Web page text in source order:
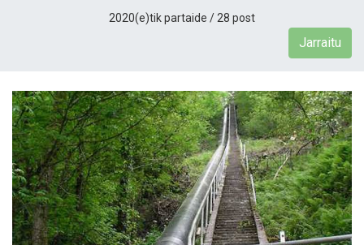
2020(e)tik partaide / 28 post
Jarraitu